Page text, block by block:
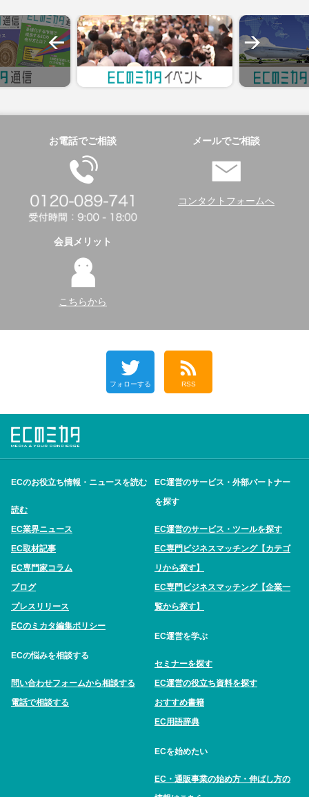
お電話でご相談 メールでご相談
コンタクトフォームへ
会員メリット
こちらから
フォローする RSS
ECのお役立ち情報・ニュースを読む
読む
EC業界ニュース
EC取材記事
EC専門家コラム
ブログ
プレスリリース
ECのミカタ編集ポリシー
ECの悩みを相談する
問い合わせフォームから相談する
電話で相談する
EC運営のサービス・外部パートナー
を探す
EC運営のサービス・ツールを探す
EC専門ビジネスマッチング【カテゴ
リから探す】
EC専門ビジネスマッチング【企業一
覧から探す】
EC運営を学ぶ
セミナーを探す
EC運営の役立ち資料を探す
おすすめ書籍
EC用語辞典
ECを始めたい
EC・通販事業の始め方・伸ばし方の